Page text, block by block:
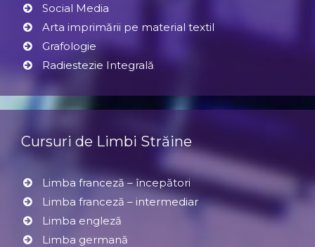
Social Media
Arta imprimării pe material textil
Grafologie
Radiestezie Integrală
Cursuri de Limbi Străine
Limba franceză – începători
Limba franceză – intermediar
Limba engleză
Limba germană